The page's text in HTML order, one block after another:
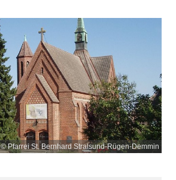
© Pfarrei St. Bernhard Stralsund-Rügen-Demmin